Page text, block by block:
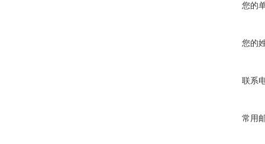
您的
您的
联系
常用